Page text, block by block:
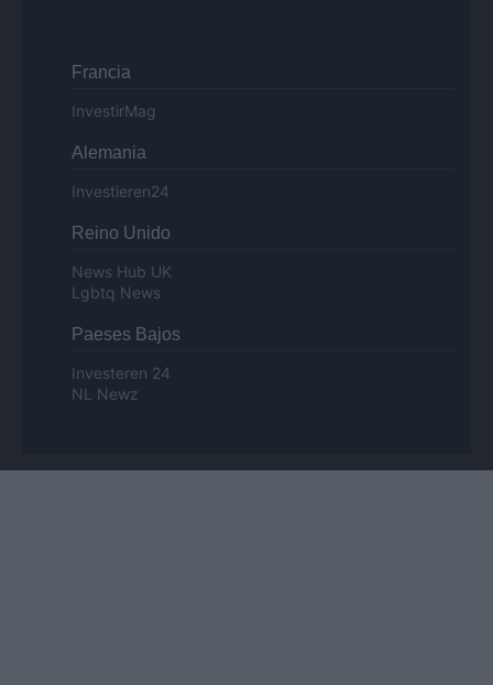
Francia
InvestirMag
Alemania
Investieren24
Reino Unido
News Hub UK
Lgbtq News
Paeses Bajos
Investeren 24
NL Newz